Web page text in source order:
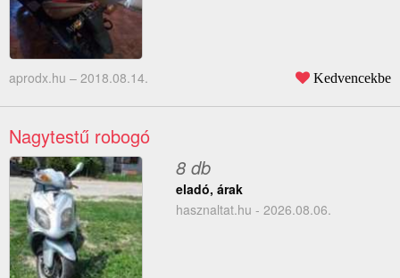
aprodx.hu – 2018.08.14. Kedvencekbe
Nagytestű robogó
8 db
eladó, árak
hasznaltat.hu - 2026.08.06.